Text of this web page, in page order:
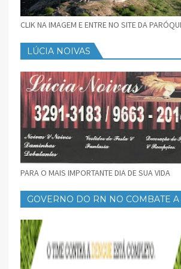
CLIK NA IMAGEM E ENTRE NO SITE DA
LÚCIA NOIVAS
PARA O MAIS IMPORTANTE DIA DE SUA VIDA
GOVERNO DO RN NO COMBATE